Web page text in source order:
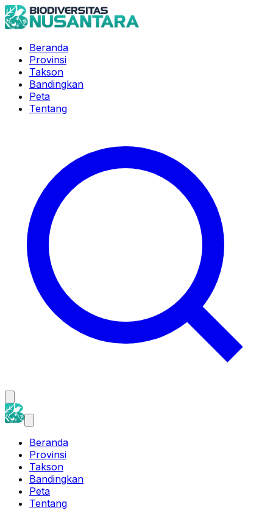
Beranda
Provinsi
Takson
Bandingkan
Peta
Tentang
Beranda
Provinsi
Takson
Bandingkan
Peta
Tentang